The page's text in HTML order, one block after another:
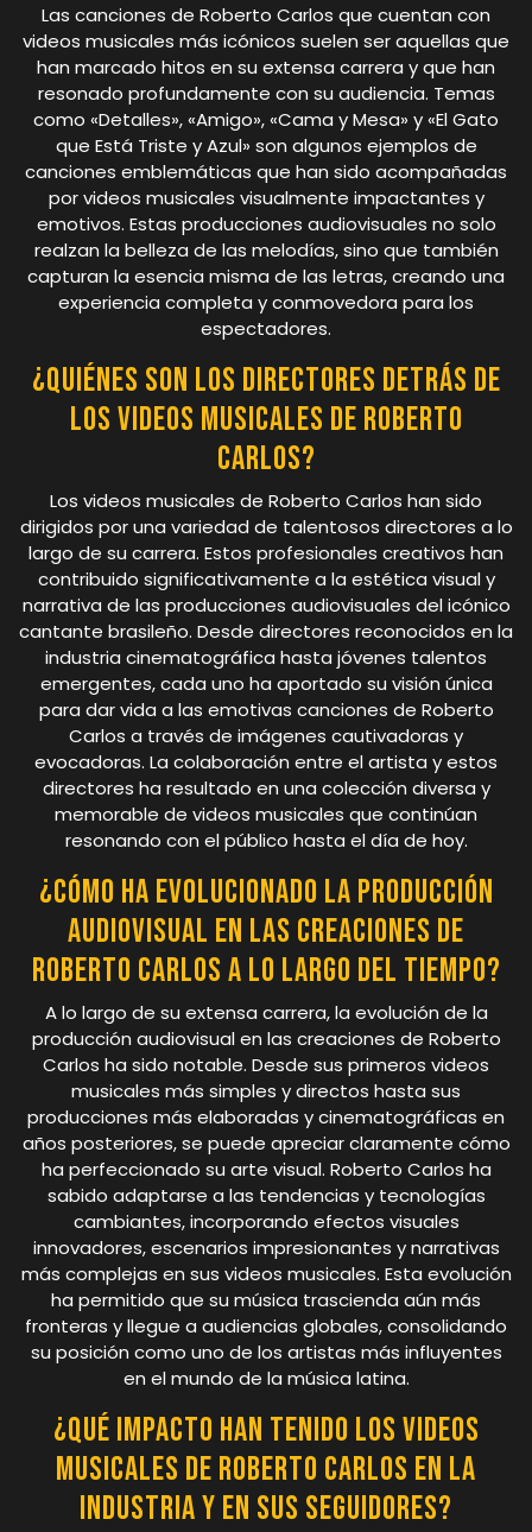
Las canciones de Roberto Carlos que cuentan con
videos musicales más icónicos suelen ser aquellas que
han marcado hitos en su extensa carrera y que han
resonado profundamente con su audiencia. Temas
como «Detalles», «Amigo», «Cama y Mesa» y «El Gato
que Está Triste y Azul» son algunos ejemplos de
canciones emblemáticas que han sido acompañadas
por videos musicales visualmente impactantes y
emotivos. Estas producciones audiovisuales no solo
realzan la belleza de las melodías, sino que también
capturan la esencia misma de las letras, creando una
experiencia completa y conmovedora para los
espectadores.
¿Quiénes son los directores detrás de
los videos musicales de Roberto
Carlos?
Los videos musicales de Roberto Carlos han sido
dirigidos por una variedad de talentosos directores a lo
largo de su carrera. Estos profesionales creativos han
contribuido significativamente a la estética visual y
narrativa de las producciones audiovisuales del icónico
cantante brasileño. Desde directores reconocidos en la
industria cinematográfica hasta jóvenes talentos
emergentes, cada uno ha aportado su visión única
para dar vida a las emotivas canciones de Roberto
Carlos a través de imágenes cautivadoras y
evocadoras. La colaboración entre el artista y estos
directores ha resultado en una colección diversa y
memorable de videos musicales que continúan
resonando con el público hasta el día de hoy.
¿Cómo ha evolucionado la producción
audiovisual en las creaciones de
Roberto Carlos a lo largo del tiempo?
A lo largo de su extensa carrera, la evolución de la
producción audiovisual en las creaciones de Roberto
Carlos ha sido notable. Desde sus primeros videos
musicales más simples y directos hasta sus
producciones más elaboradas y cinematográficas en
años posteriores, se puede apreciar claramente cómo
ha perfeccionado su arte visual. Roberto Carlos ha
sabido adaptarse a las tendencias y tecnologías
cambiantes, incorporando efectos visuales
innovadores, escenarios impresionantes y narrativas
más complejas en sus videos musicales. Esta evolución
ha permitido que su música trascienda aún más
fronteras y llegue a audiencias globales, consolidando
su posición como uno de los artistas más influyentes
en el mundo de la música latina.
¿Qué impacto han tenido los videos
musicales de Roberto Carlos en la
industria y en sus seguidores?